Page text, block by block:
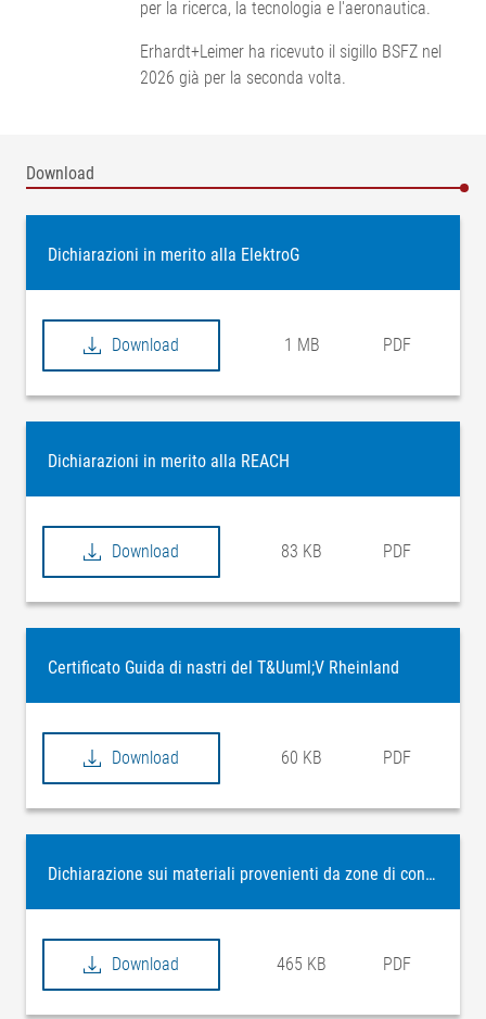
per la ricerca, la tecnologia e l'aeronautica.
Erhardt+Leimer ha ricevuto il sigillo BSFZ nel
2026 già per la seconda volta.
Download
Dichiarazioni in merito alla ElektroG
Download 1 MB PDF
Dichiarazioni in merito alla REACH
Download 83 KB PDF
Certificato Guida di nastri del T&Uuml;V Rheinland
Download 60 KB PDF
Dichiarazione sui materiali provenienti da zone di conflitto
Download 465 KB PDF